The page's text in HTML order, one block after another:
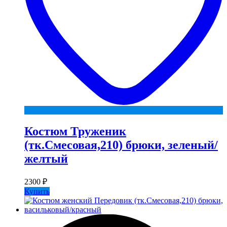
Костюм Труженик
(тк.Смесовая,210) брюки, зеленый/
желтый
2300 ₽
Купить